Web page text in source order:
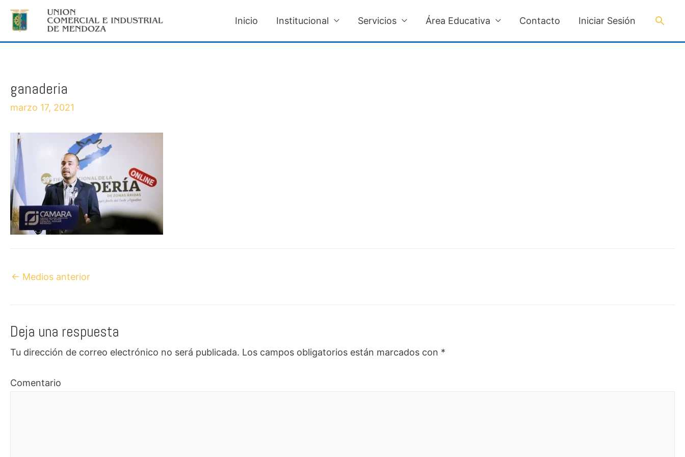
Inicio Institucional Servicios Área Educativa Contacto Iniciar Sesión
ganaderia
marzo 17, 2021
Navegación
← Medios anterior
Deja una respuesta
Tu dirección de correo electrónico no será publicada. Los campos obligatorios están marcados con *
Comentario